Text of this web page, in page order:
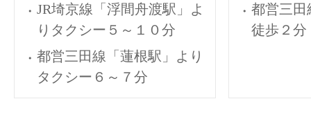
JR埼京線「浮間舟渡駅」よ
りタクシー５～１０分
都営三田線「蓮根駅」より
タクシー６～７分
都営三田
徒歩２分